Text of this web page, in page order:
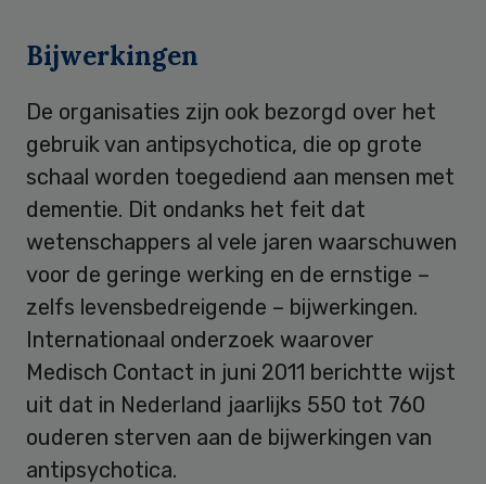
Bijwerkingen
De organisaties zijn ook bezorgd over het
gebruik van antipsychotica, die op grote
schaal worden toegediend aan mensen met
dementie. Dit ondanks het feit dat
wetenschappers al vele jaren waarschuwen
voor de geringe werking en de ernstige –
zelfs levensbedreigende – bijwerkingen.
Internationaal onderzoek waarover
Medisch Contact in juni 2011 berichtte wijst
uit dat in Nederland jaarlijks 550 tot 760
ouderen sterven aan de bijwerkingen van
antipsychotica.